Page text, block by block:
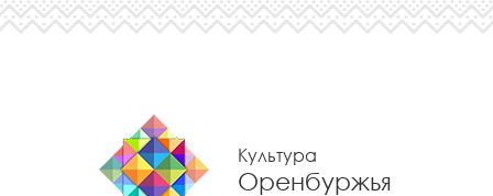
Культура
Оренбуржья